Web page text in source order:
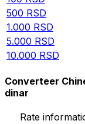
500 RSD
1.000 RSD
5.000 RSD
10.000 RSD
Converteer
dinar
Rate